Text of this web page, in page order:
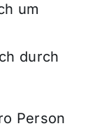
um
durch
Person